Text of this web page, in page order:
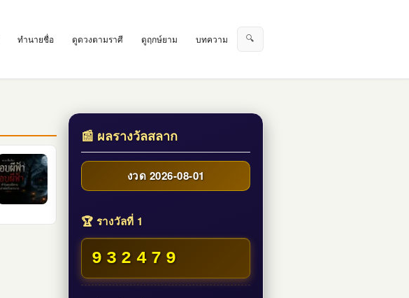
ทำนายชื่อ ดูดวงตามราศี ดูฤกษ์ยาม บทความ 🔍
📰 ผลรางวัลสลาก
งวด 2026-08-01
🏆 รางวัลที่ 1
932479